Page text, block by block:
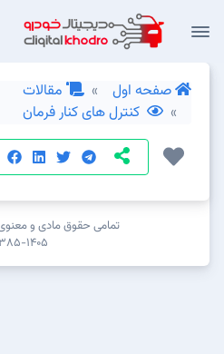
صفحه اول
مقالات
کنترل های کنار فرمان
تمامی حقوق مادی و
۱۳۸۵-